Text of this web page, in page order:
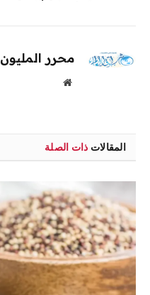
محرر المليون
موقع
المقالات ذات الصلة